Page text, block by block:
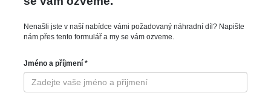
Nenašli jste v naší nabídce vámi požadovaný náhradní díl? Napište
nám přes tento formulář a my se vám ozveme.
Jméno a příjmení *